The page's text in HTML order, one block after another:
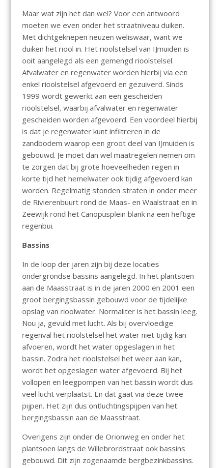
Maar wat zijn het dan wel? Voor een antwoord
moeten we even onder het straatniveau duiken.
Met dichtgeknepen neuzen weliswaar, want we
duiken het riool in. Het rioolstelsel van IJmuiden is
ooit aangelegd als een gemengd rioolstelsel.
Afvalwater en regenwater worden hierbij via een
enkel rioolstelsel afgevoerd en gezuiverd. Sinds
1999 wordt gewerkt aan een gescheiden
rioolstelsel, waarbij afvalwater en regenwater
gescheiden worden afgevoerd. Een voordeel hierbij
is dat je regenwater kunt infiltreren in de
zandbodem waarop een groot deel van IJmuiden is
gebouwd. Je moet dan wel maatregelen nemen om
te zorgen dat bij grote hoeveelheden regen in
korte tijd het hemelwater ook tijdig afgevoerd kan
worden. Regelmatig stonden straten in onder meer
de Rivierenbuurt rond de Maas- en Waalstraat en in
Zeewijk rond het Canopusplein blank na een heftige
regenbui.
Bassins
In de loop der jaren zijn bij deze locaties
ondergrondse bassins aangelegd. In het plantsoen
aan de Maasstraat is in de jaren 2000 en 2001 een
groot bergingsbassin gebouwd voor de tijdelijke
opslag van rioolwater. Normaliter is het bassin leeg.
Nou ja, gevuld met lucht. Als bij overvloedige
regenval het rioolstelsel het water niet tijdig kan
afvoeren, wordt het water opgeslagen in het
bassin. Zodra het rioolstelsel het weer aan kan,
wordt het opgeslagen water afgevoerd. Bij het
vollopen en leegpompen van het bassin wordt dus
veel lucht verplaatst. En dat gaat via deze twee
pijpen. Het zijn dus ontluchtingspijpen van het
bergingsbassin aan de Maasstraat.
Overigens zijn onder de Orionweg en onder het
plantsoen langs de Willebrordstraat ook bassins
gebouwd. Dit zijn zogenaamde bergbezinkbassins.